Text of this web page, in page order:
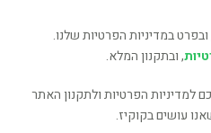
במדיניות הפרטיות שלנו.
, ובתקנון המלא.
הפרטיות ולתקנון האתר
עושים בקוקיז.